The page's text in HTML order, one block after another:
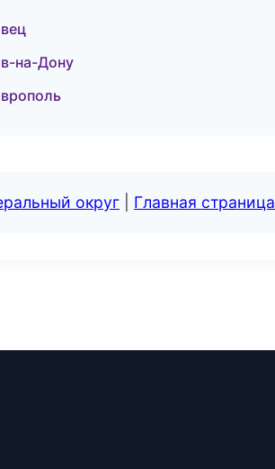
на-Дону
округ Главная страница